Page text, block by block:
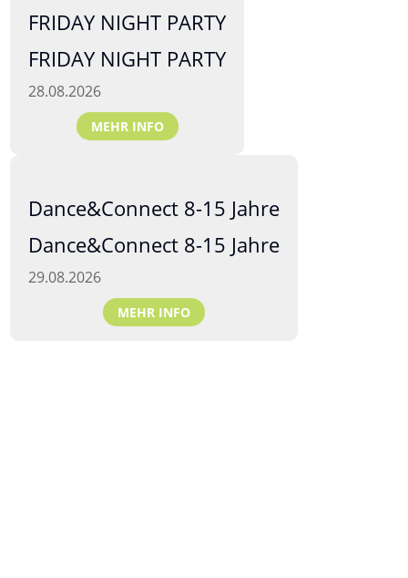
FRIDAY NIGHT PARTY
FRIDAY NIGHT PARTY
28.08.2026
MEHR INFO
Dance&Connect 8-15 Jahre
Dance&Connect 8-15 Jahre
29.08.2026
MEHR INFO